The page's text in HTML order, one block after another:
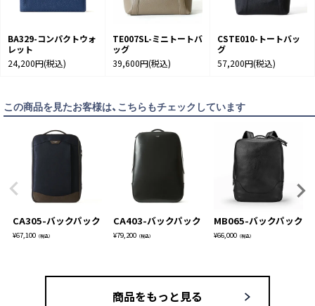
BA329-コンパクトウォ
レット
24,200円(税込)
TE007SL-ミニトートバ
ッグ
39,600円(税込)
CSTE010-トートバッ
グ
57,200円(税込)
この商品を見たお客様は、こちらもチェックしています
CA305-バックパック
¥67,100 （税込）
CA403-バックパック
¥79,200 （税込）
MB065-バックパック
¥66,000 （税込）
商品をもっと見る